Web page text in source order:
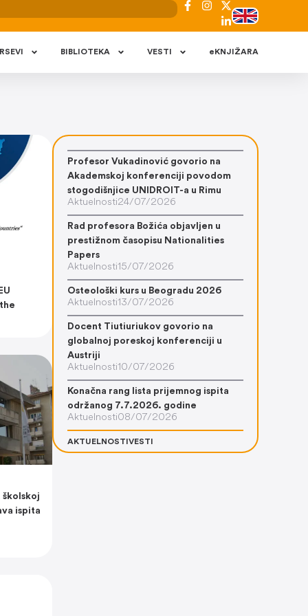
BIBLIOTEKA VESTI eKNJIŽARA
ispita
Profesor Vukadinović govorio na
Akademskoj konferenciji povodom
stogodišnjice UNIDROIT-a u Rimu
Aktuelnosti24/07/2026
Rad profesora Božića objavljen u
prestižnom časopisu Nationalities
Papers
Aktuelnosti15/07/2026
Osteološki kurs u Beogradu 2026
Aktuelnosti13/07/2026
Docent Tiutiuriukov govorio na
globalnoj poreskoj konferenciji u
Austriji
Aktuelnosti10/07/2026
Konačna rang lista prijemnog ispita
održanog 7.7.2026. godine
Aktuelnosti08/07/2026
AKTUELNOSTI VESTI